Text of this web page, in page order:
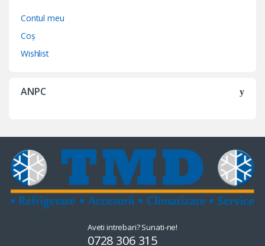
Contul meu
Coș
Wishlist
ANPC
Aveti intrebari? Sunati-ne!
0728 306 315